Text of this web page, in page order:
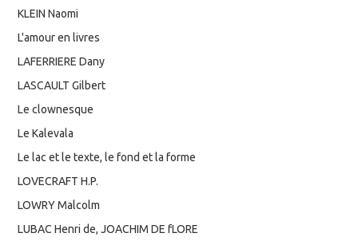
KLEIN Naomi
L'amour en livres
LAFERRIERE Dany
LASCAULT Gilbert
Le clownesque
Le Kalevala
Le lac et le texte, le fond et la forme
LOVECRAFT H.P.
LOWRY Malcolm
LUBAC Henri de, JOACHIM DE fLORE